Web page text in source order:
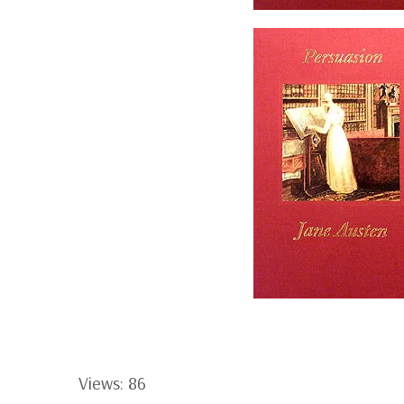
Views: 86